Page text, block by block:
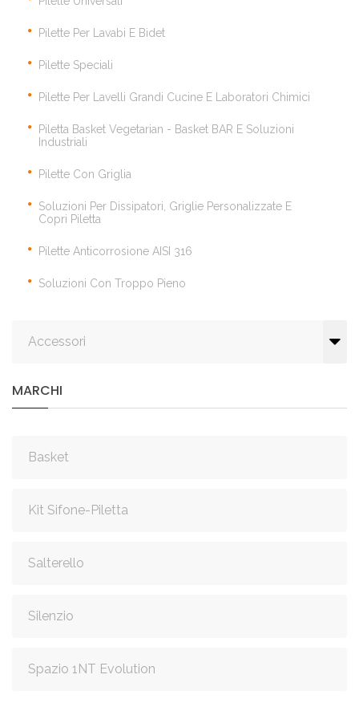
Pilette Per Lavabi E Bidet
Pilette Speciali
Pilette Per Lavelli Grandi Cucine E Laboratori Chimici
Piletta Basket Vegetarian - Basket BAR E Soluzioni
Industriali
Pilette Con Griglia
Soluzioni Per Dissipatori, Griglie Personalizzate E
Copri Piletta
Pilette Anticorrosione AISI 316
Soluzioni Con Troppo Pieno
Accessori
MARCHI
Basket
Kit Sifone-Piletta
Salterello
Silenzio
Spazio 1NT Evolution